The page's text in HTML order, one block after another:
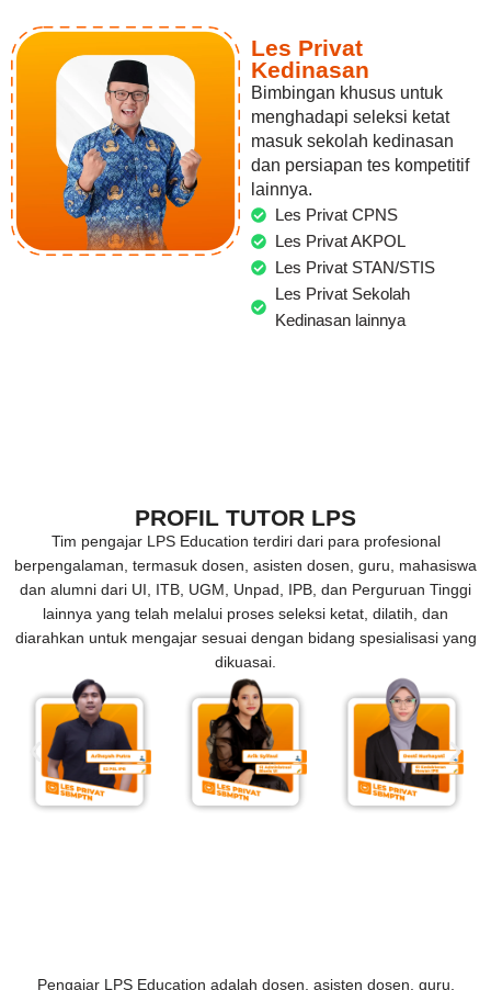
Les Privat
Kedinasan
Bimbingan khusus untuk
menghadapi seleksi ketat
masuk sekolah kedinasan
dan persiapan tes kompetitif
lainnya.
Les Privat CPNS
Les Privat AKPOL
Les Privat STAN/STIS
Les Privat Sekolah
Kedinasan lainnya
PROFIL TUTOR LPS
Tim pengajar LPS Education terdiri dari para profesional
berpengalaman, termasuk dosen, asisten dosen, guru, mahasiswa
dan alumni dari UI, ITB, UGM, Unpad, IPB, dan Perguruan Tinggi
lainnya yang telah melalui proses seleksi ketat, dilatih, dan
diarahkan untuk mengajar sesuai dengan bidang spesialisasi yang
dikuasai.
Pengajar LPS Education adalah dosen, asisten dosen, guru,